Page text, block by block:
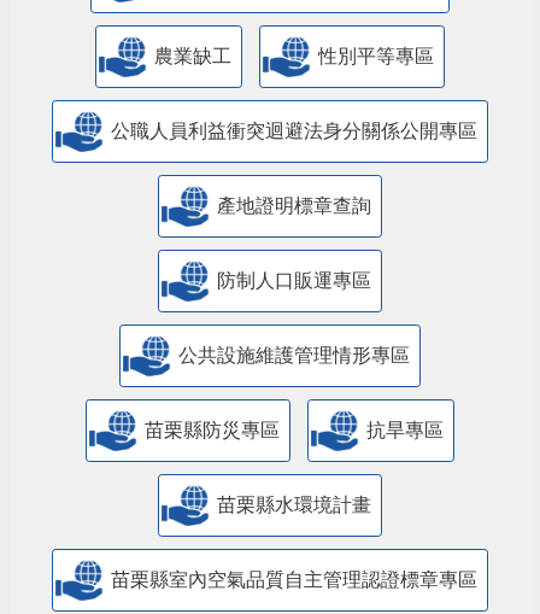
農業缺工 性別平等專區
公職人員利益衝突迴避法身分關係公開專區
產地證明標章查詢
防制人口販運專區
​公共設施維護管理情形專區
苗栗縣防災專區 抗旱專區
苗栗縣水環境計畫
苗栗縣室內空氣品質自主管理認證標章專區